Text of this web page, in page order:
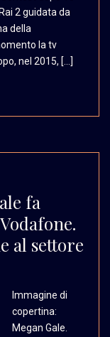
2 guidata da
della
la tv
nel 2015, […]
fa
al settore
Immagine di
copertina:
Megan Gale.